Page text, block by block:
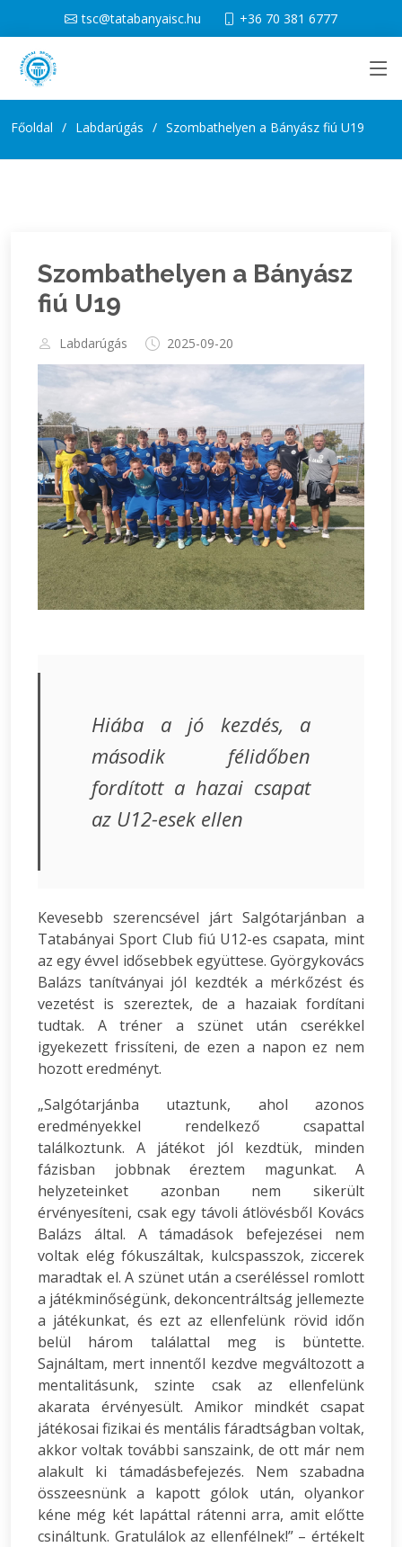
tsc@tatabanyaisc.hu +36 70 381 6777
Főoldal Labdarúgás Szombathelyen a Bányász fiú U19
Szombathelyen a Bányász
fiú U19
Labdarúgás 2025-09-20
Hiába a jó kezdés, a
második félidőben
fordított a hazai csapat
az U12-esek ellen
Kevesebb szerencsével járt Salgótarjánban a
Tatabányai Sport Club fiú U12-es csapata, mint
az egy évvel idősebbek együttese. Györgykovács
Balázs tanítványai jól kezdték a mérkőzést és
vezetést is szereztek, de a hazaiak fordítani
tudtak. A tréner a szünet után cserékkel
igyekezett frissíteni, de ezen a napon ez nem
hozott eredményt.
„Salgótarjánba utaztunk, ahol azonos
eredményekkel rendelkező csapattal
találkoztunk. A játékot jól kezdtük, minden
fázisban jobbnak éreztem magunkat. A
helyzeteinket azonban nem sikerült
érvényesíteni, csak egy távoli átlövésből Kovács
Balázs által. A támadások befejezései nem
voltak elég fókuszáltak, kulcspasszok, ziccerek
maradtak el. A szünet után a cseréléssel romlott
a játékminőségünk, dekoncentráltság jellemezte
a játékunkat, és ezt az ellenfelünk rövid időn
belül három találattal meg is büntette.
Sajnáltam, mert innentől kezdve megváltozott a
mentalitásunk, szinte csak az ellenfelünk
akarata érvényesült. Amikor mindkét csapat
játékosai fizikai és mentális fáradtságban voltak,
akkor voltak további sanszaink, de ott már nem
alakult ki támadásbefejezés. Nem szabadna
összeesnünk a kapott gólok után, olyankor
kéne még két lapáttal rátenni arra, amit előtte
csináltunk. Gratulálok az ellenfélnek!” – értékelt